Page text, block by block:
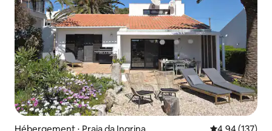
Hébergement ⋅ Praia da Ingrina Évaluation
4,94 (137)